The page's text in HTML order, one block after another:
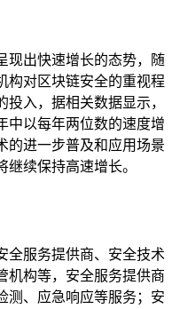
现出快速增长的态势，随
构对区块链安全的重视程
入，据相关数据显示，
中以每年两位数的速度增
的进一步普及和应用场景
续保持高速增长。
全服务提供商、安全技术
机构等，安全服务提供商
测、应急响应等服务；安